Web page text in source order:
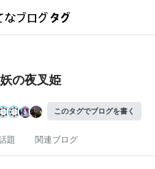
の夜叉姫
このタグでブログを書く
題 関連ブログ